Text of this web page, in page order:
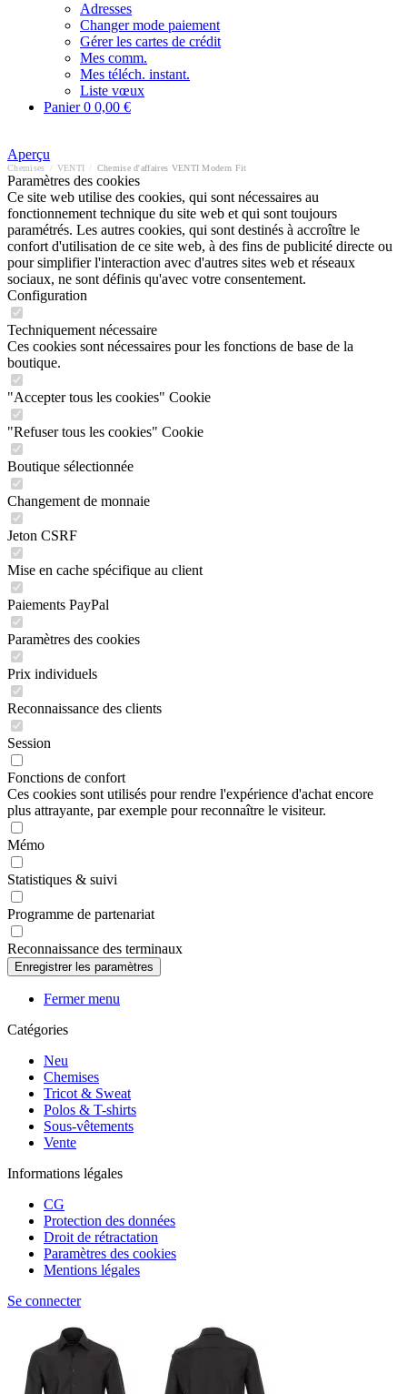
Adresses
Changer mode paiement
Gérer les cartes de crédit
Mes comm.
Mes téléch. instant.
Liste vœux
Panier0 0,00 €
Aperçu
Chemises VENTI Chemise d'affaires VENTI Modern Fit
Paramètres des cookies
Ce site web utilise des cookies, qui sont nécessaires au
fonctionnement technique du site web et qui sont toujours
paramétrés. Les autres cookies, qui sont destinés à accroître le
confort d'utilisation de ce site web, à des fins de publicité directe ou
pour simplifier l'interaction avec d'autres sites web et réseaux
sociaux, ne sont définis qu'avec votre consentement.
Configuration
Techniquement nécessaire
Ces cookies sont nécessaires pour les fonctions de base de la
boutique.
"Accepter tous les cookies" Cookie
"Refuser tous les cookies" Cookie
Boutique sélectionnée
Changement de monnaie
Jeton CSRF
Mise en cache spécifique au client
Paiements PayPal
Paramètres des cookies
Prix individuels
Reconnaissance des clients
Session
Fonctions de confort
Ces cookies sont utilisés pour rendre l'expérience d'achat encore
plus attrayante, par exemple pour reconnaître le visiteur.
Mémo
Statistiques & suivi
Programme de partenariat
Reconnaissance des terminaux
Fermer menu
Catégories
Neu
Chemises
Tricot & Sweat
Polos & T-shirts
Sous-vêtements
Vente
Informations légales
CG
Protection des données
Droit de rétractation
Paramètres des cookies
Mentions légales
Se connecter